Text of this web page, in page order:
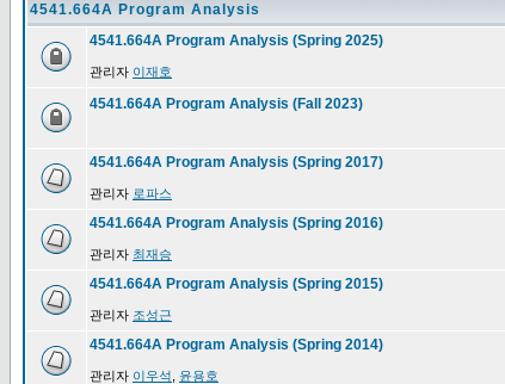
4541.664A Program Analysis
4541.664A Program Analysis (Spring 2025)
관리자 이재호
4541.664A Program Analysis (Fall 2023)
4541.664A Program Analysis (Spring 2017)
관리자 로파스
4541.664A Program Analysis (Spring 2016)
관리자 최재승
4541.664A Program Analysis (Spring 2015)
관리자 조성근
4541.664A Program Analysis (Spring 2014)
관리자 이우석 윤용호